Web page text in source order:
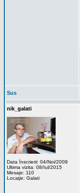
Sus
nik_galati
Data înscrierii: 04/Noi/2009
Ultima vizita: 08/Iul/2015
Mesaje: 110
Locaţie: Galati